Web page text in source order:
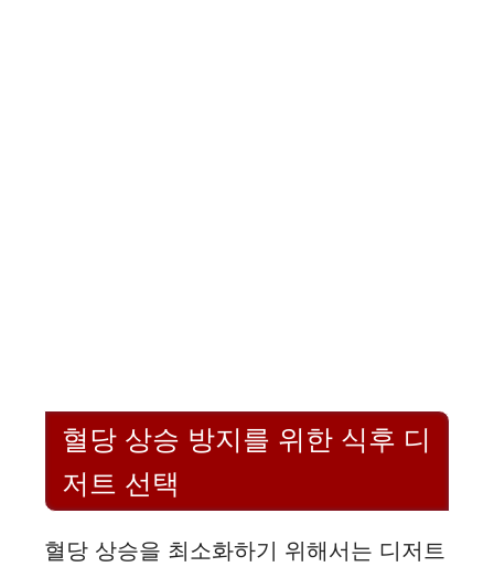
혈당 상승 방지를 위한 식후 디
저트 선택
혈당 상승을 최소화하기 위해서는 디저트